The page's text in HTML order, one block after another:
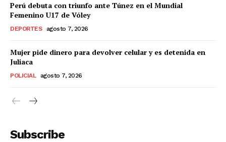
Perú debuta con triunfo ante Túnez en el Mundial
Femenino U17 de Vóley
DEPORTES agosto 7, 2026
Mujer pide dinero para devolver celular y es detenida en
Juliaca
POLICIAL agosto 7, 2026
Subscribe